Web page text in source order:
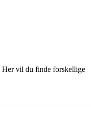
Her vil du finde forskellige